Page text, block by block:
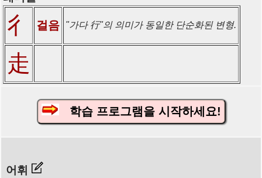
彳 걸음 "가다 行"의 의미가 동일한 단순화된 변형.
走
학습 프로그램을 시작하세요!
어휘